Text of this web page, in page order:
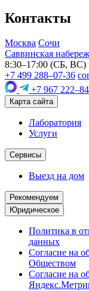
Контакты
Москва Сочи
Саввинская
8:30–17:00 (СБ, ВС)
+7 499 288–07-36
+7 967
Карта сайта
Лаборатория
Услуги
Сервисы
Выезд на дом
Рекомендуем
Юридическое
Политика в
данных
Согласие на
Обществом
Согласие на